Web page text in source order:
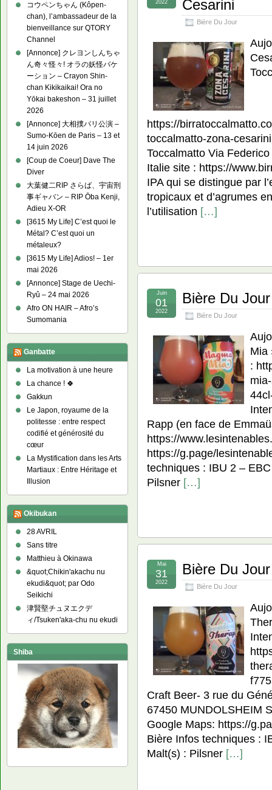
Cesarini
Bière Du Jour
2022
https://
toccalmatto-zona-
Toccalmatto Via
Italie site : https://
IPA qui se distingue par
tropicaux et d’agrumes
l’utilisation […]
Bière Du
Bière Du Jour
Juin
01
2022
Mia
:
Rapp (en face de
https://
https://g.page/
techniques : IBU 2 –
Pilsner […]
Bière Du
Bière Du Jour
Mai
31
2022
Craft Beer- 3 rue du
67450 MUNDOLSHEIM
Google Maps: https://
Bière Infos techniques :
Malt(s) : Pilsner […]
コウペンちゃん (Kôpen-
chan), l’ambassadeur de la
bienveillance sur QTORY
Channel
[Annonce] クレヨンしんちゃ
ん奇々怪々! オラの妖怪バケ
ーション – Crayon Shin-
chan Kikikaikai! Ora no
Yōkai bakeshon – 31 juillet
2026
[Annonce] 大相撲パリ公演 –
Sumo-Kōen de Paris – 13 et
14 juin 2026
[Coup de Coeur] Dave The
Diver
大葉健二RIP さらば、宇宙刑
事ギャバン – RIP Ōba Kenji,
Adieu X-OR
[3615 My Life] C’est quoi le
Métal? C’est quoi un
métaleux?
[3615 My Life] Adios! – 1er
mai 2026
[Annonce] Stage de Uechi-
Ryû – 24 mai 2026
Afro ON HAIR – Afro’s
Sumomania
Ganbatte
La motivation à une heure
La chance ! 🍀
Gakkun
Le Japon, royaume de la
politesse : entre respect
codifié et générosité du
cœur
La Mystification dans les Arts
Martiaux : Entre Héritage et
Illusion
Okibukan
28 AVRIL
Sans titre
Matthieu à Okinawa
&quot;Chikin'akachu nu
ekudi&quot; par Odo
Seikichi
津賢堅チュヌエクデ
ィ/Tsuken'aka-chu nu ekudi
Shiba